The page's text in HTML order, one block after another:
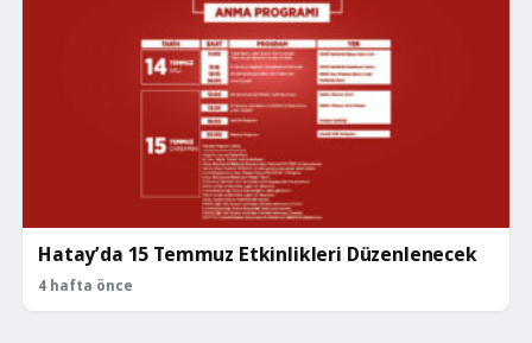
Hatay’da 15 Temmuz Etkinlikleri Düzenlenecek
4 hafta önce